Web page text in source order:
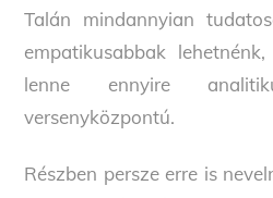
Talán mindannyian
empatikusabbak
lenne ennyire
versenyközpontú.
Részben persze erre is